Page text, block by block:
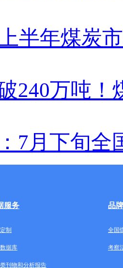
半年煤炭
240万吨！
7月下旬全
服务 品
制 全国
据库 考察
刊物和分析报告